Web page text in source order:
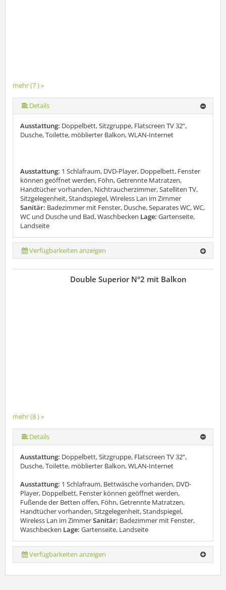
mehr (7 ) »
mehr (7 ) »
mehr (7 ) »
mehr (7 ) »
Details
Ausstattung: Doppelbett, Sitzgruppe, Flatscreen TV 32“,
Dusche, Toilette, möblierter Balkon, WLAN-Internet
Ausstattung: 1 Schlafraum, DVD-Player, Doppelbett, Fenster
können geöffnet werden, Föhn, Getrennte Matratzen,
Handtücher vorhanden, Nichtraucherzimmer, Satelliten TV,
Sitzgelegenheit, Standspiegel, Wireless Lan im Zimmer
Sanitär: Badezimmer mit Fenster, Dusche, Separates WC, WC,
WC und Dusche und Bad, Waschbecken Lage: Gartenseite,
Landseite
Verfügbarkeiten anzeigen
mehr (8 ) »
mehr (8 ) »
mehr (8 ) »
mehr (8 ) »
mehr (8 ) »
Double Superior N°2 mit Balkon
Details
Ausstattung: Doppelbett, Sitzgruppe, Flatscreen TV 32“,
Dusche, Toilette, möblierter Balkon, WLAN-Internet
Ausstattung: 1 Schlafraum, Bettwäsche vorhanden, DVD-
Player, Doppelbett, Fenster können geöffnet werden,
Fußende der Betten offen, Föhn, Getrennte Matratzen,
Handtücher vorhanden, Sitzgelegenheit, Standspiegel,
Wireless Lan im ZimmerSanitär: Badezimmer mit Fenster,
Waschbecken Lage: Gartenseite, Landseite
Verfügbarkeiten anzeigen